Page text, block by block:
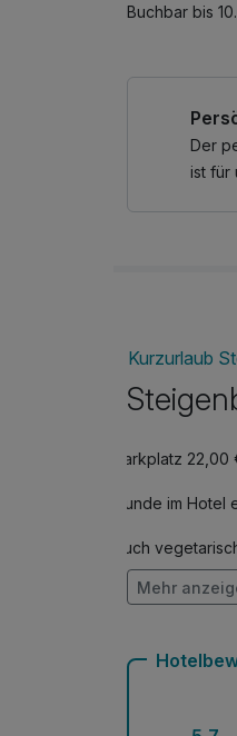
SPA in
der Stadt.
1 Flasche
Buchbar bis
Der
ist für
Kurzurlaub
Parkplatz
Hunde im
Auch
Kostenloses W-
Mehr